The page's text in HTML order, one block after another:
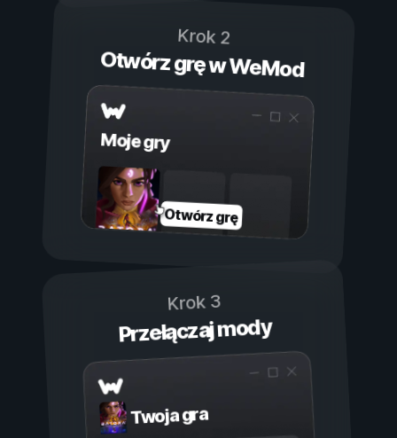
Krok 2
Otwórz grę w WeMod
Moje gry
Otwórz grę
Krok 3
Przełączaj mody
Twoja gra